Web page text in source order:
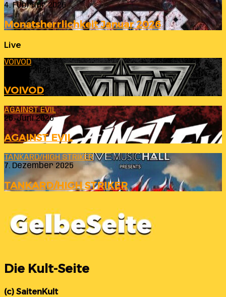
4. Februar 2026
Monatsherrlichkeit Januar 2026
Live
VOIVOD
23. Juli 2026
VOIVOD
AGAINST EVIL
26. Juni 2026
AGAINST EVIL
TANKARD/HIGH STRIKER
7. Dezember 2025
TANKARD/HIGH STRIKER
Die Kult-Seite
(c) SaitenKult